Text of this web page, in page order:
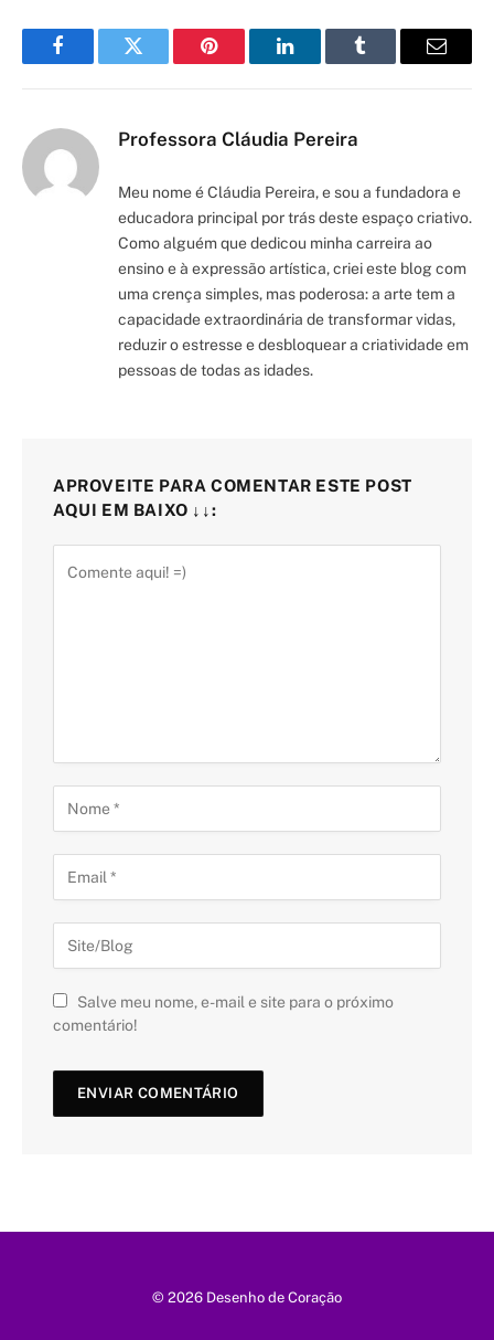
FacebookTwitter Pinterest LinkedInTumblr Email
Professora Cláudia Pereira
Meu nome é Cláudia Pereira, e sou a fundadora e
educadora principal por trás deste espaço criativo.
Como alguém que dedicou minha carreira ao
ensino e à expressão artística, criei este blog com
uma crença simples, mas poderosa: a arte tem a
capacidade extraordinária de transformar vidas,
reduzir o estresse e desbloquear a criatividade em
pessoas de todas as idades.
APROVEITE PARA COMENTAR ESTE POST
AQUI EM BAIXO ↓↓:
Salve meu nome, e-mail e site para o próximo
comentário!
© 2026 Desenho de Coração